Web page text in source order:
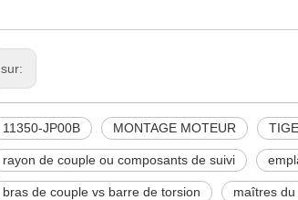
sur:
11350-JP00B MONTAGE MOTEUR
rayon de couple ou composants de suivi
bras de couple vs barre de torsion maîtres